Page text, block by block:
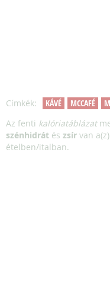
Címkék: KÁVÉ MCCAFÉ
Az fenti kalóriatáblázat
szénhidrát és zsír van a(z)
ételben/italban.